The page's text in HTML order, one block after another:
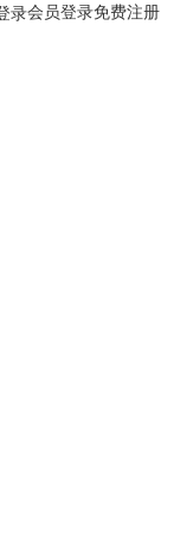
会员登录免费注册